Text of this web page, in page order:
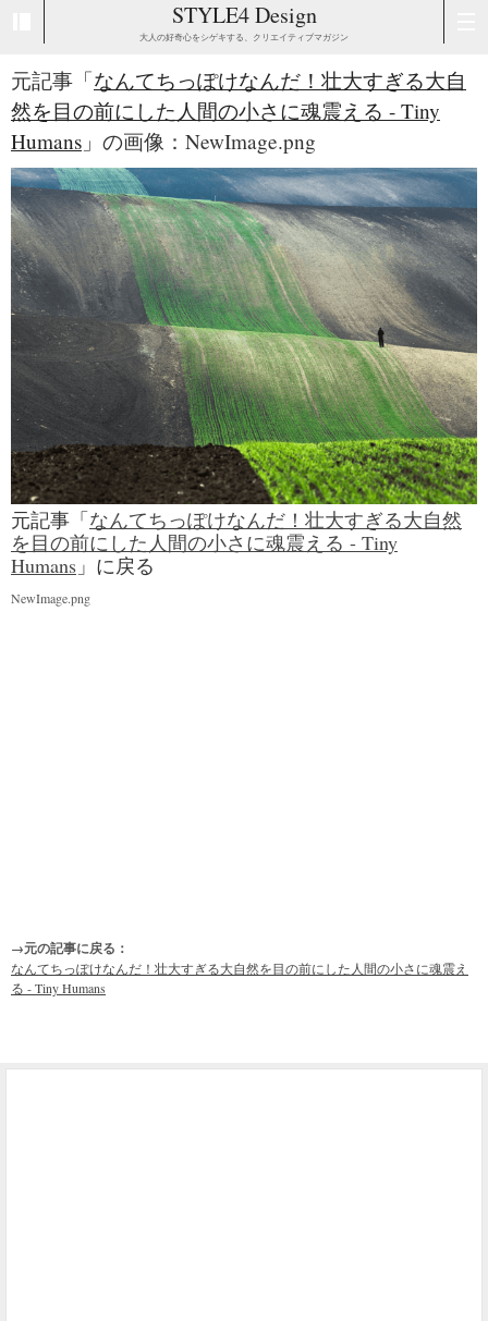
STYLE4 Design
大人の好奇心をシゲキする、クリエイティブマガジン
元記事「なんてちっぽけなんだ！壮大すぎる大自
然を目の前にした人間の小さに魂震える - Tiny
Humans 」の画像：NewImage.png
元記事「なんてちっぽけなんだ！壮大すぎる大自然
を目の前にした人間の小さに魂震える - Tiny
Humans 」に戻る
NewImage.png
→元の記事に戻る：
なんてちっぽけなんだ！壮大すぎる大自然を目の前にした人間の小さに魂震え
る - Tiny Humans